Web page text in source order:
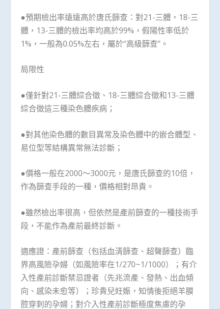
●預期檢出率遠遠高於唐氏篩查：對21-三體，18-三
體，13-三體的檢出率均高於99%，假陽性率低於
1%，一般為0.05%左右，屬於“高級篩查”。
局限性
●僅針對21-三體綜合徵、18-三體綜合徵和13-三體
綜合徵這三種染色體疾病；
●對其他染色體的數目異常及染色體中的嵌合體型、
易位型等結構異常無法診斷；
●價格一般在2000～3000元，是唐氏篩查的10倍，
作為篩查手段的一種，價格相對昂貴。
●雖然檢出率很高，但依然是產前篩查的一種技術手
段，不能作為產前最終診斷。
適應證：產前篩查（包括血清篩查、超聲篩查）臨
界高風險孕婦（如風險率在1/270~1/1000）；有介
入性產前診斷禁忌證者（先兆流產、發熱、出血傾
向、感染未愈等）；珍貴兒妊娠，知情後拒絕羊膜
腔穿刺的孕婦；對介入性產前診斷極度焦慮的孕